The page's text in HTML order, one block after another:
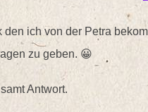
den ich von der Petra
zu geben. 😀
Antwort.